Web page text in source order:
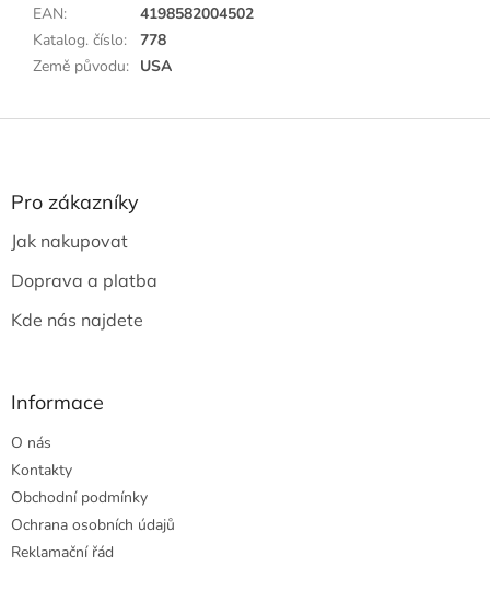
EAN:
4198582004502
Katalog. číslo:
778
Země původu: USA
Z
Pro zákazníky
Jak nakupovat
Doprava a platba
Kde nás najdete
Informace
O nás
Kontakty
Obchodní podmínky
Ochrana osobních údajů
Reklamační řád